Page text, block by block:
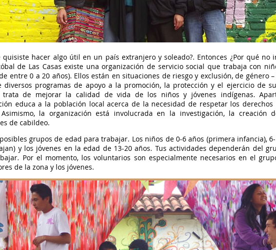
quisiste hacer algo útil en un país extranjero y soleado?. Entonces ¿Por qué no
de Las Casas existe una organización de servicio social que trabaja con
entre 0 a 20 años). Ellos están en situaciones de riesgo y exclusión, de género
diversos programas de apoyo a la promoción, la protección y el ejercicio de
trata de mejorar la calidad de vida de los niños y jóvenes indígenas.
educa a la población local acerca de la necesidad de respetar los
Asimismo, la organización está involucrada en la investigación, la creación
de cabildeo.
grupos de edad para trabajar. Los niños de 0-6 años (primera infancia),
y los jóvenes en la edad de 13-20 años. Tus actividades dependerán del
Por el momento, los voluntarios son especialmente necesarios en el
de la zona y los jóvenes.